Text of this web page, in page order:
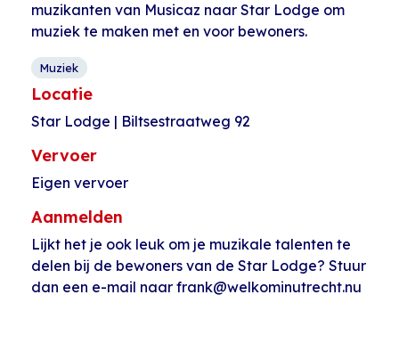
muzikanten van Musicaz naar Star Lodge om
muziek te maken met en voor bewoners.
Muziek
Locatie
Star Lodge | Biltsestraatweg 92
Vervoer
Eigen vervoer
Aanmelden
Lijkt het je ook leuk om je muzikale talenten te
delen bij de bewoners van de Star Lodge? Stuur
dan een e-mail naar frank@welkominutrecht.nu